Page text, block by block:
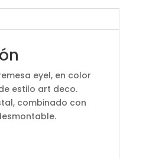
eyel, en color
estilo art deco.
combinado con